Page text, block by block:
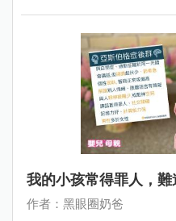
我的小孩常得罪人，
作者：黑眼圈奶爸